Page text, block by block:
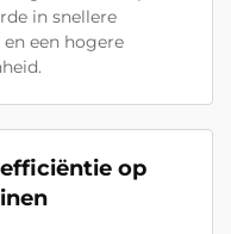
in snellere
een hogere
op